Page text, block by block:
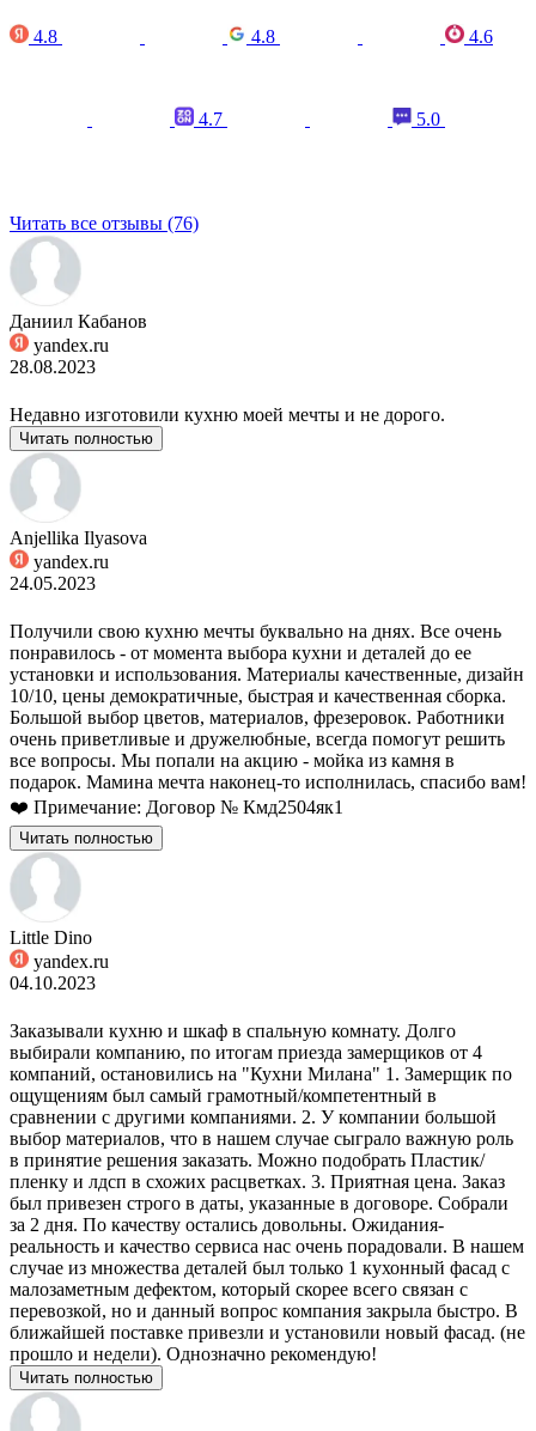
4.8 4.8 4.6
4.7 5.0
Читать все отзывы (76)
Даниил Кабанов
yandex.ru
28.08.2023
Недавно изготовили кухню моей мечты и не дорого.
Читать полностью
Anjellika Ilyasova
yandex.ru
24.05.2023
Получили свою кухню мечты буквально на днях. Все очень
понравилось - от момента выбора кухни и деталей до ее
установки и использования. Материалы качественные, дизайн
10/10, цены демократичные, быстрая и качественная сборка.
Большой выбор цветов, материалов, фрезеровок. Работники
очень приветливые и дружелюбные, всегда помогут решить
все вопросы. Мы попали на акцию - мойка из камня в
подарок. Мамина мечта наконец-то исполнилась, спасибо вам!
❤️ Примечание: Договор № Кмд2504як1
Читать полностью
Little Dino
yandex.ru
04.10.2023
Заказывали кухню и шкаф в спальную комнату. Долго
выбирали компанию, по итогам приезда замерщиков от 4
компаний, остановились на "Кухни Милана" 1. Замерщик по
ощущениям был самый грамотный/компетентный в
сравнении с другими компаниями. 2. У компании большой
выбор материалов, что в нашем случае сыграло важную роль
в принятие решения заказать. Можно подобрать Пластик/
пленку и лдсп в схожих расцветках. 3. Приятная цена. Заказ
был привезен строго в даты, указанные в договоре. Собрали
за 2 дня. По качеству остались довольны. Ожидания-
реальность и качество сервиса нас очень порадовали. В нашем
случае из множества деталей был только 1 кухонный фасад с
малозаметным дефектом, который скорее всего связан с
перевозкой, но и данный вопрос компания закрыла быстро. В
ближайшей поставке привезли и установили новый фасад. (не
прошло и недели). Однозначно рекомендую!
Читать полностью